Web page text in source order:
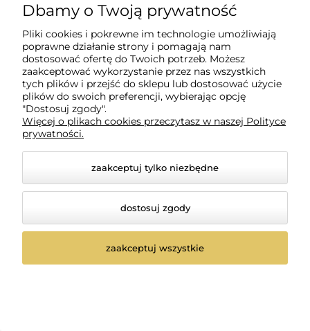
do koszyka
powiadom o
dostępności
Yellow Protective Oil
Yellow star Olejek
Dbamy o Twoją prywatność
Pliki cookies i pokrewne im technologie umożliwiają
poprawne działanie strony i pomagają nam
dostosować ofertę do Twoich potrzeb. Możesz
zaakceptować wykorzystanie przez nas wszystkich
tych plików i przejść do sklepu lub dostosować użycie
plików do swoich preferencji, wybierając opcję
"Dostosuj zgody".
Więcej o plikach cookies przeczytasz w naszej Polityce
prywatności.
zaakceptuj tylko niezbędne
dostosuj zgody
zaakceptuj wszystkie